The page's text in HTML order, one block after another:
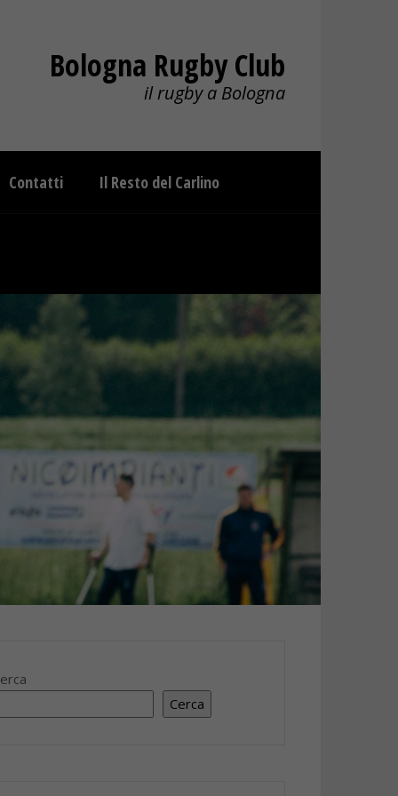
Bologna Rugby Club
il rugby a Bologna
Contatti Il Resto del Carlino
Cerca